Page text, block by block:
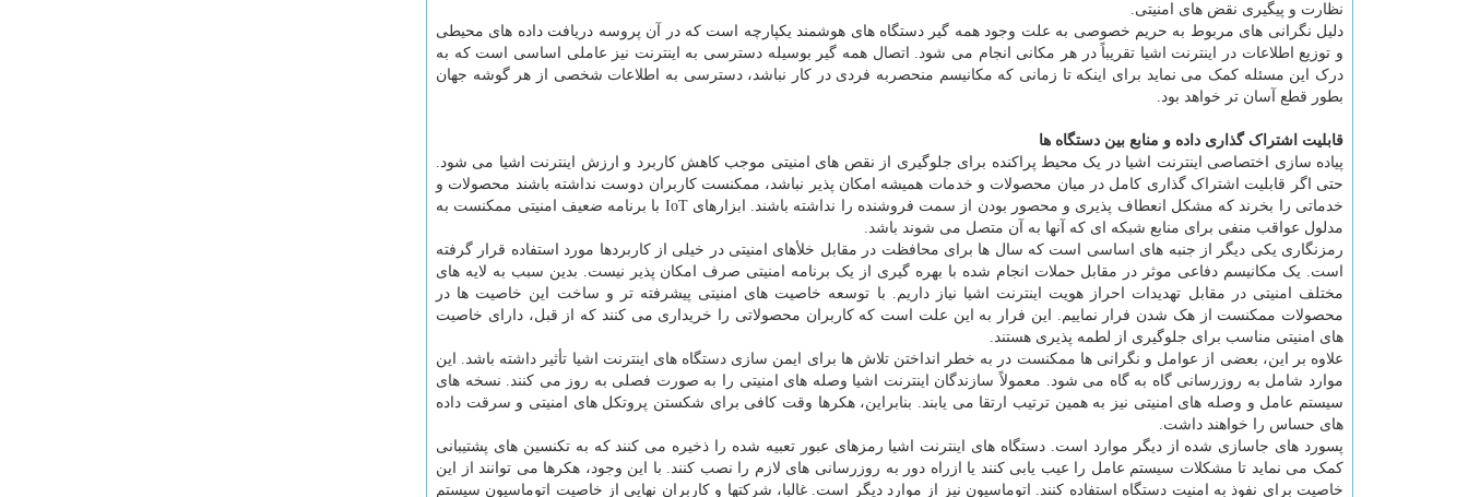
نظارت و پیگیری نقض های امنیتی.
دلیل نگرانی های مربوط به حریم خصوصی به علت وجود همه گیر دستگاه های هوشمند یکپارچه است که در آن پروسه دریافت داده های محیطی
و توزیع اطلاعات در اینترنت اشیا تقریباً در هر مکانی انجام می شود. اتصال همه گیر بوسیله دسترسی به اینترنت نیز عاملی اساسی است که به
درک این مسئله کمک می نماید برای اینکه تا زمانی که مکانیسم منحصربه فردی در کار نباشد، دسترسی به اطلاعات شخصی از هر گوشه جهان
بطور قطع آسان تر خواهد بود.
قابلیت اشتراک گذاری داده و منابع بین دستگاه ها
پیاده سازی اختصاصی اینترنت اشیا در یک محیط پراکنده برای جلوگیری از نقص های امنیتی موجب کاهش کاربرد و ارزش اینترنت اشیا می شود.
حتی اگر قابلیت اشتراک گذاری کامل در میان محصولات و خدمات همیشه امکان پذیر نباشد، ممکنست کاربران دوست نداشته باشند محصولات و
خدماتی را بخرند که مشکل انعطاف پذیری و محصور بودن از سمت فروشنده را نداشته باشند. ابزارهای IoT با برنامه ضعیف امنیتی ممکنست به
مدلول عواقب منفی برای منابع شبکه ای که آنها به آن متصل می شوند باشد.
رمزنگاری یکی دیگر از جنبه های اساسی است که سال ها برای محافظت در مقابل خلأهای امنیتی در خیلی از کاربردها مورد استفاده قرار گرفته
است. یک مکانیسم دفاعی موثر در مقابل حملات انجام شده با بهره گیری از یک برنامه امنیتی صرف امکان پذیر نیست. بدین سبب به لایه های
مختلف امنیتی در مقابل تهدیدات احراز هویت اینترنت اشیا نیاز داریم. با توسعه خاصیت های امنیتی پیشرفته تر و ساخت این خاصیت ها در
محصولات ممکنست از هک شدن فرار نماییم. این فرار به این علت است که کاربران محصولاتی را خریداری می کنند که از قبل، دارای خاصیت
های امنیتی مناسب برای جلوگیری از لطمه پذیری هستند.
علاوه بر این، بعضی از عوامل و نگرانی ها ممکنست در به خطر انداختن تلاش ها برای ایمن سازی دستگاه های اینترنت اشیا تأثیر داشته باشد. این
موارد شامل به روزرسانی گاه به گاه می شود. معمولاً سازندگان اینترنت اشیا وصله های امنیتی را به صورت فصلی به روز می کنند. نسخه های
سیستم عامل و وصله های امنیتی نیز به همین ترتیب ارتقا می یابند. بنابراین، هکرها وقت کافی برای شکستن پروتکل های امنیتی و سرقت داده
های حساس را خواهند داشت.
پسورد های جاسازی شده از دیگر موارد است. دستگاه های اینترنت اشیا رمزهای عبور تعبیه شده را ذخیره می کنند که به تکنسین های پشتیبانی
کمک می نماید تا مشکلات سیستم عامل را عیب یابی کنند یا ازراه دور به روزرسانی های لازم را نصب کنند. با این وجود، هکرها می توانند از این
خاصیت برای نفوذ به امنیت دستگاه استفاده کنند. اتوماسیون نیز از موارد دیگر است. غالبا، شرکتها و کاربران نهایی از خاصیت اتوماسیون سیستم